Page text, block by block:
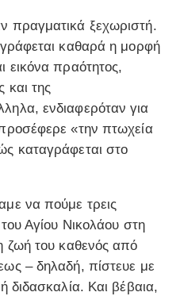
πραγματικά ξεχωριστή.
καθαρά η μορφή
εικόνα πραότητος,
και της
ενδιαφερόταν για
«την πτωχεία
καταγράφεται στο
να πούμε τρεις
του Αγίου Νικολάου στη
ζωή του καθενός από
– δηλαδή, πίστευε με
διδασκαλία. Και βέβαια,